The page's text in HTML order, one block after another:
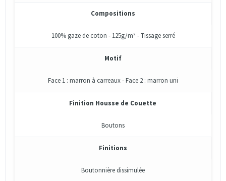
Compositions
100% gaze de coton - 125g/m² - Tissage serré
Motif
Face 1 : marron à carreaux - Face 2 : marron uni
Finition Housse de Couette
Boutons
Finitions
Boutonnière dissimulée